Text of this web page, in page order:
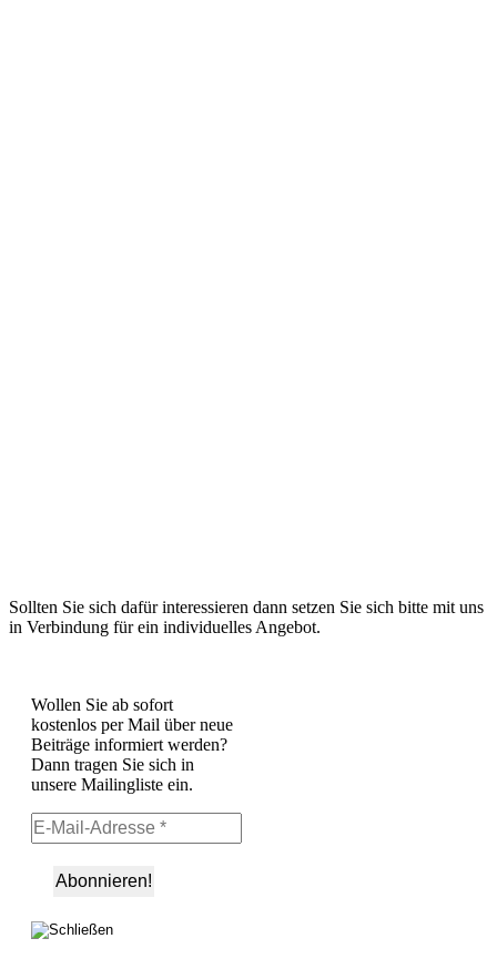
Sollten Sie sich dafür interessieren dann setzen Sie sich bitte mit uns
in Verbindung für ein individuelles Angebot.
Wollen Sie ab sofort
kostenlos per Mail über neue
Beiträge informiert werden?
Dann tragen Sie sich in
unsere Mailingliste ein.